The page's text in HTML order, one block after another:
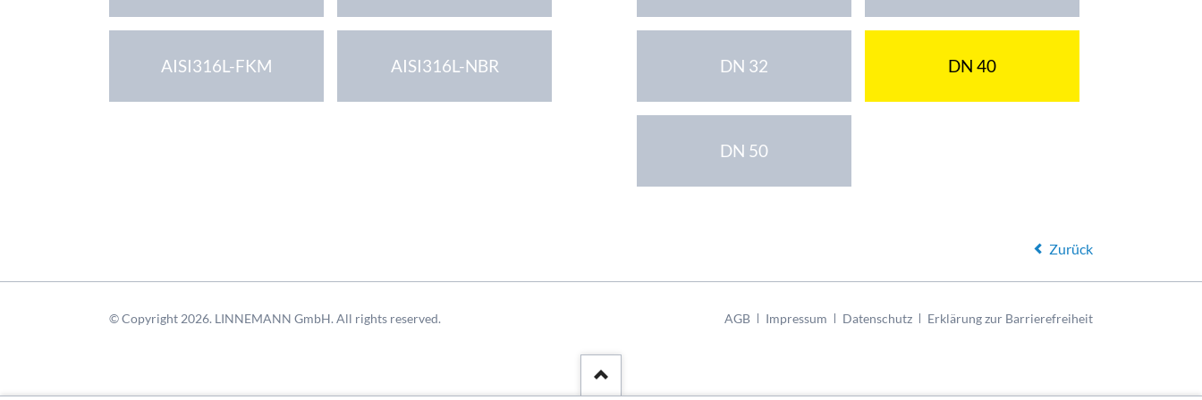
AISI316L-FKM AISI316L-NBR DN 32 DN 40
DN 50
Zurück
© Copyright 2026. LINNEMANN GmbH. All rights reserved.
Navigation
AGB Impressum Datenschutz Erklärung zur Barrierefreiheit